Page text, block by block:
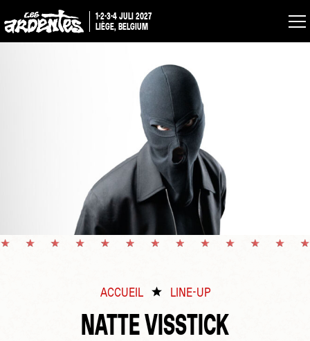
1-2-3-4 JULI 2027
LIÈGE, BELGIUM
ACCUEIL LINE-UP
NATTE VISSTICK